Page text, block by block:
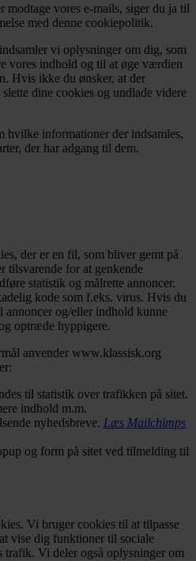
modtage vores e-mails, siger du ja til
med denne cookiepolitik.
vi oplysninger om dig, som
vores indhold og til at øge værdien
Hvis ikke du ønsker, at der
dine cookies og undlade videre
hvilke informationer der indsamles,
der har adgang til dem.
der er en fil, som bliver gemt på
tilsvarende for at genkende
statistik og målrette annoncer.
kode som f.eks. virus. Hvis du
annoncer og/eller indhold kunne
optræde hyppigere.
anvender www.klassisk.org
til statistik over trafikken på sitet.
indhold m.m.
nyhedsbreve. Læs Mailchimps
og form på sitet ved tilmelding til
Vi bruger cookies til at tilpasse
vise dig funktioner til sociale
trafik. Vi deler også oplysninger om